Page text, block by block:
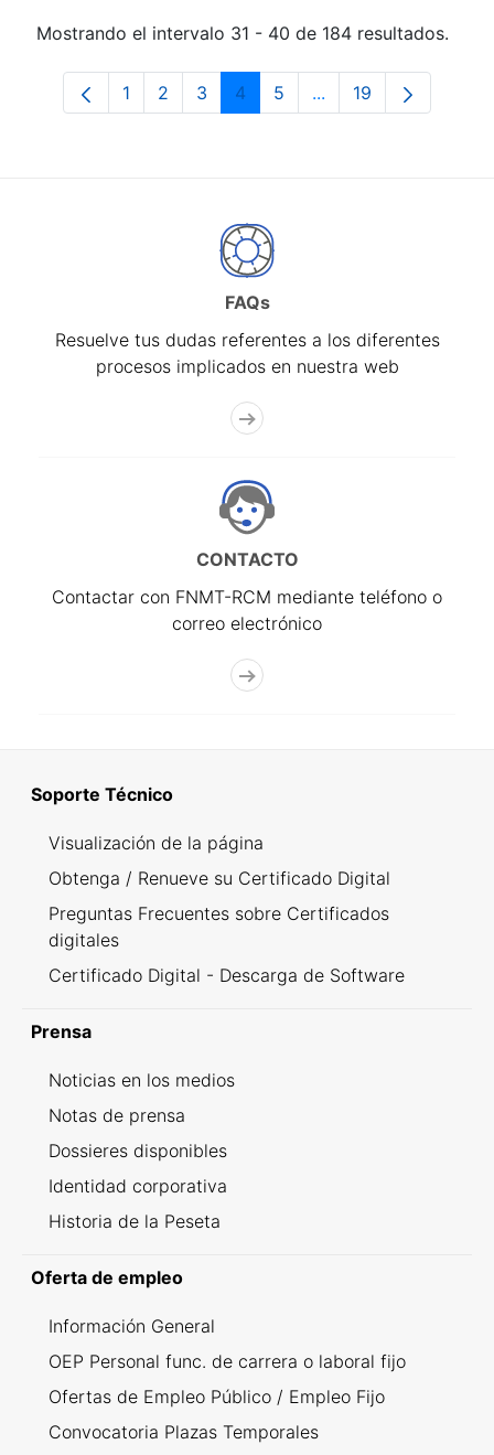
Mostrando el intervalo 31 - 40 de 184 resultados.
Página
1 Página
2 Página
3 Página
4 Página
5 ...Páginas intermedias
Página
19
FAQs
Resuelve tus dudas referentes a los diferentes
procesos implicados en nuestra web
CONTACTO
Contactar con FNMT-RCM mediante teléfono o
correo electrónico
Soporte Técnico
Visualización de la página
Obtenga / Renueve su Certificado Digital
Preguntas Frecuentes sobre Certificados
digitales
Certificado Digital - Descarga de Software
Prensa
Noticias en los medios
Notas de prensa
Dossieres disponibles
Identidad corporativa
Historia de la Peseta
Oferta de empleo
Información General
OEP Personal func. de carrera o laboral fijo
Ofertas de Empleo Público / Empleo Fijo
Convocatoria Plazas Temporales